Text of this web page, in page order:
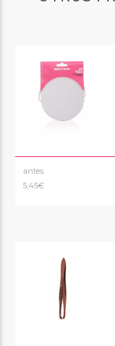
antes
5,45€